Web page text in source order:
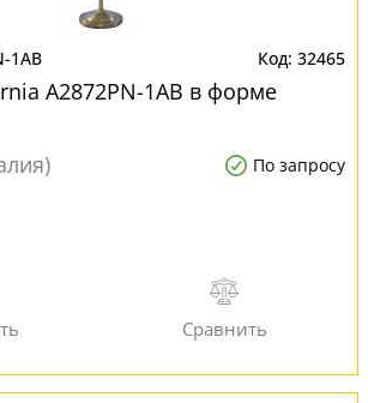
1AB 32465
A2872PN-1AB в форме
По запросу